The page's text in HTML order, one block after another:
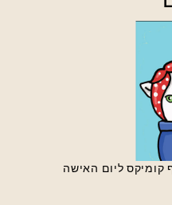
קומיקס ליום האישה